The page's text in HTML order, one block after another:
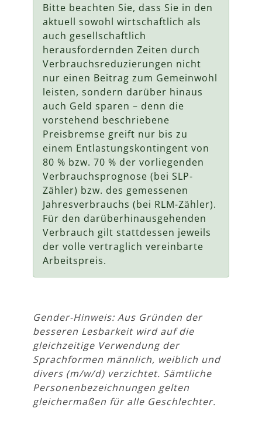
Bitte beachten Sie, dass Sie in den
aktuell sowohl wirtschaftlich als
auch gesellschaftlich
herausfordernden Zeiten durch
Verbrauchsreduzierungen nicht
nur einen Beitrag zum Gemeinwohl
leisten, sondern darüber hinaus
auch Geld sparen – denn die
vorstehend beschriebene
Preisbremse greift nur bis zu
einem Entlastungskontingent von
80 % bzw. 70 % der vorliegenden
Verbrauchsprognose (bei SLP-
Zähler) bzw. des gemessenen
Jahresverbrauchs (bei RLM-Zähler).
Für den darüberhinausgehenden
Verbrauch gilt stattdessen jeweils
der volle vertraglich vereinbarte
Arbeitspreis.
Gender-Hinweis: Aus Gründen der
besseren Lesbarkeit wird auf die
gleichzeitige Verwendung der
Sprachformen männlich, weiblich und
divers (m/w/d) verzichtet. Sämtliche
Personenbezeichnungen gelten
gleichermaßen für alle Geschlechter.